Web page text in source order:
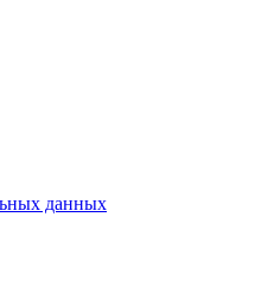
данных